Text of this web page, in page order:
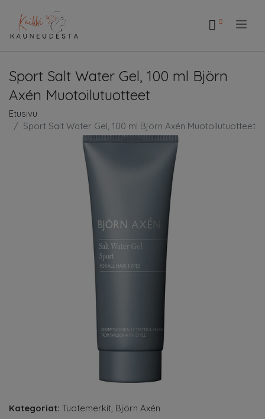
Sport Salt Water Gel, 100 ml Björn
Axén Muotoilutuotteet
Etusivu
Sport Salt Water Gel, 100 ml Björn Axén Muotoilutuotteet
Kategoriat: Tuotemerkit, Björn Axén